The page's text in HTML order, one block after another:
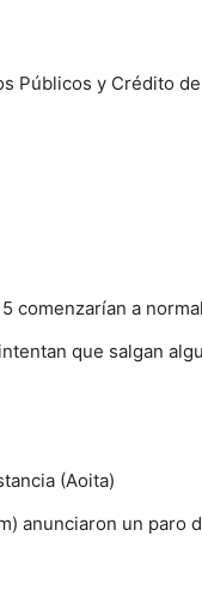
Públicos y Crédito
comenzarían a
que salgan
(Aoita)
anunciaron un paro